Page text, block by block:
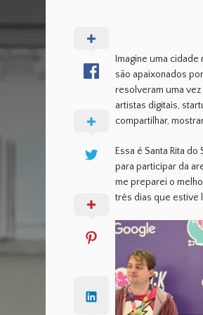
Imagine uma
são apaixonados
resolveram uma
artistas digitais,
compartilhar,
Essa é Santa Rita
para participar da
me preparei o
três dias que estive